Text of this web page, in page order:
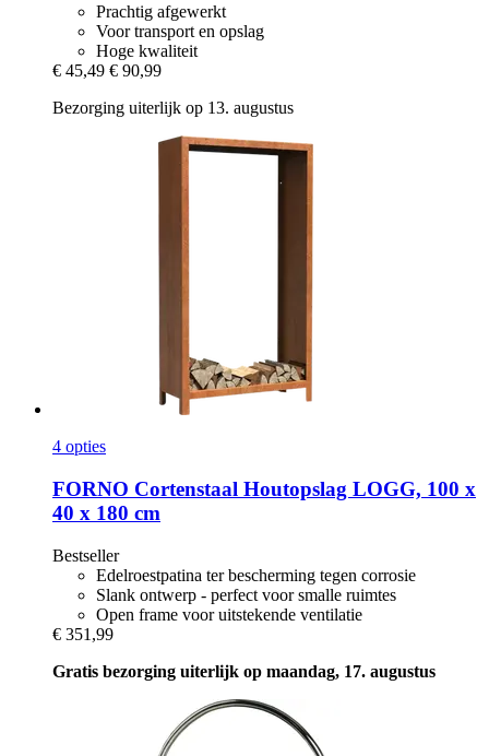
Prachtig afgewerkt
Voor transport en opslag
Hoge kwaliteit
€ 45,49 € 90,99
Bezorging uiterlijk op 13. augustus
4 opties
FORNO Cortenstaal Houtopslag LOGG, 100 x
40 x 180 cm
Bestseller
Edelroestpatina ter bescherming tegen corrosie
Slank ontwerp - perfect voor smalle ruimtes
Open frame voor uitstekende ventilatie
€ 351,99
Gratis bezorging uiterlijk op maandag, 17. augustus